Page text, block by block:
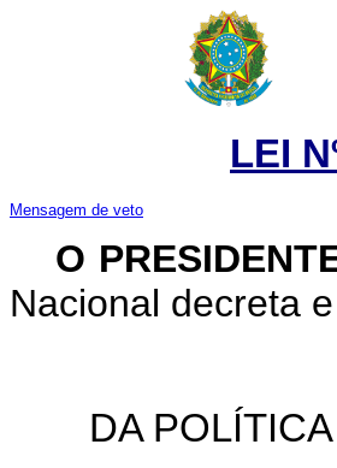
LEI
Mensagem de veto
O
Nacional decreta
DA